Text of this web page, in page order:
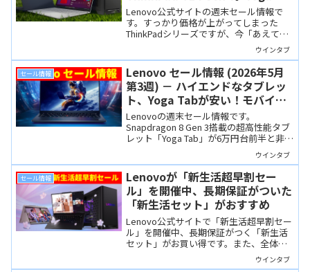
Slim 7a Gen 11は今週も格安！
Lenovo公式サイトの週末セール情報で
す。すっかり価格が上がってしまった
ThinkPadシリーズですが、今「あえて狙
いたい」のはRyzen AI 300シリーズ搭載
のThinkPad T14 Gen 6（AMD）。20万円
を大きく下回る価格で購入できます。有
機ELモバイルノート、Yoga Slim 7a Gen
11は今週も格安です！
ウインタブ
セール情報
Lenovo セール情報 (2026年5月
第3週) － ハイエンドなタブレッ
ト、Yoga Tabが安い！モバイル
ノートのYoga Slim 7aは大幅割
引に加えポイント10倍！
Lenovoの週末セール情報です。
Snapdragon 8 Gen 3搭載の超高性能タブ
レット「Yoga Tab」が6万円台前半と非常
にお買い得です。さらに最新Ryzen AI搭
載のCopilot+ PC「Yoga Slim 7a」はポイ
ント10倍還元。セール価格が渋め、とい
う気はしますので、ポイント増倍モデル
が狙い目かと。
ウインタブ
セール情報
Lenovoが「新生活超早割セー
ル」を開催中、長期保証がついた
「新生活セット」がおすすめ
Lenovo公式サイトで「新生活超早割セー
ル」を開催中、長期保証がつく「新生活
セット」がお買い得です。また、全体的
に先週よりも微妙に安くなった感があり
ウインタブ